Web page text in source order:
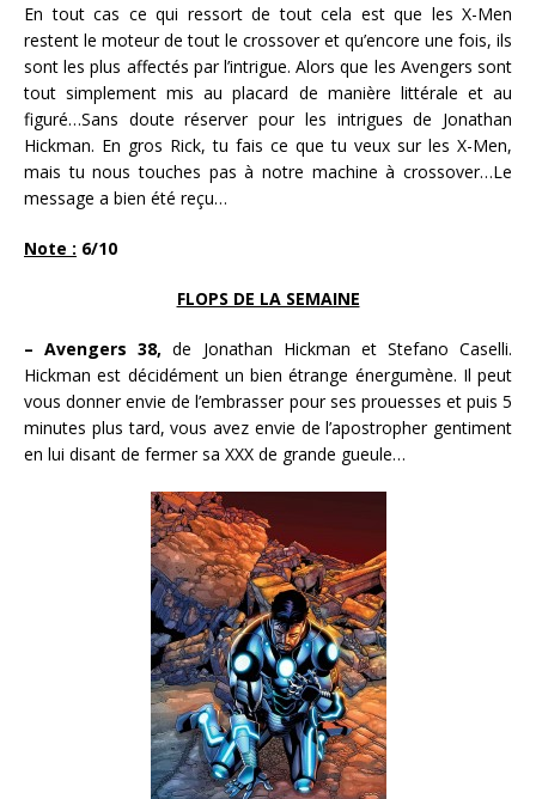
En tout cas ce qui ressort de tout cela est que les X-Men
restent le moteur de tout le crossover et qu’encore une fois, ils
sont les plus affectés par l’intrigue. Alors que les Avengers sont
tout simplement mis au placard de manière littérale et au
figuré…Sans doute réserver pour les intrigues de Jonathan
Hickman. En gros Rick, tu fais ce que tu veux sur les X-Men,
mais tu nous touches pas à notre machine à crossover…Le
message a bien été reçu…
Note : 6/10
FLOPS DE LA SEMAINE
– Avengers 38, de Jonathan Hickman et Stefano Caselli.
Hickman est décidément un bien étrange énergumène. Il peut
vous donner envie de l’embrasser pour ses prouesses et puis 5
minutes plus tard, vous avez envie de l’apostropher gentiment
en lui disant de fermer sa XXX de grande gueule…